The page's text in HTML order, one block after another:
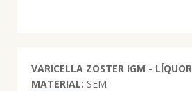
VARICELLA ZOSTER IGM - LÍQUOR
MATERIAL: SEM